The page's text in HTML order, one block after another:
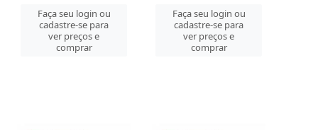
Faça seu login ou
cadastre-se para
ver preços e
comprar
Faça seu login ou
cadastre-se para
ver preços e
comprar